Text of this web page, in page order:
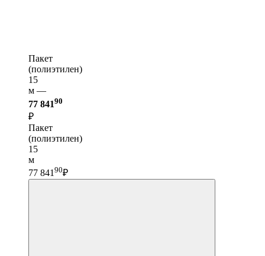
Пакет
(полиэтилен)
15
м —
77 84190
₽
Пакет
(полиэтилен)
15
м
77 841 90₽